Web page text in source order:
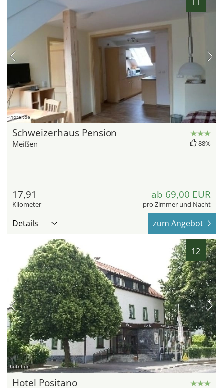
hotel.de
Schweizerhaus Pension
Meißen 88%
17,91
Kilometer
ab 69,00 EUR
pro Zimmer und Nacht
Details zum Angebot
12
hotel.de
Hotel Positano